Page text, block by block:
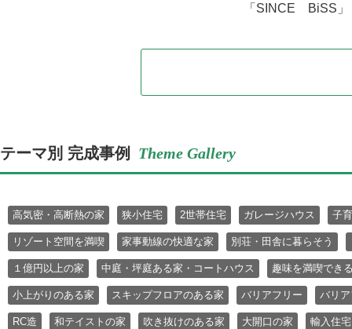
「SINCE BiSS」
テーマ別 完成事例 Theme Gallery
高気密・高断熱の家 狭小住宅 2世帯住宅 ガレージハウス 子
リゾート空間を満喫 家事動線の快適な家 別荘・田舎に暮らそう
１億円以上の家 中庭・坪庭ある家・コートハウス 趣味を満喫でき
小上がりのある家 スキップフロアのある家 バリアフリー バリ
RC造 和テイストの家 吹き抜けのある家 大開口の家 輸入住宅